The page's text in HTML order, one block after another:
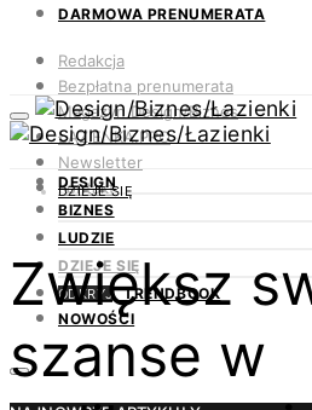
DARMOWA PRENUMERATA
Redakcja
Bezpłatna prenumerata
Magazyn Design/Biznes
ŁAZIENKA.PRO
Newsletter
Kontakt
DESIGN
BIZNES
LUDZIE
DZIEJE SIĘ
ODKRYJ TRENDBOOK
NOWOŚCI
DZIEJE SIĘ
Zwiększ
szanse w